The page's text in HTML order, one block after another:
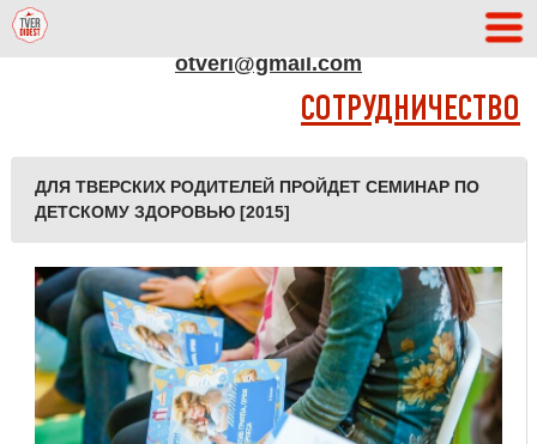
otveri@gmail.com
СОТРУДНИЧЕСТВО
ДЛЯ ТВЕРСКИХ РОДИТЕЛЕЙ ПРОЙДЕТ СЕМИНАР ПО
ДЕТСКОМУ ЗДОРОВЬЮ [2015]